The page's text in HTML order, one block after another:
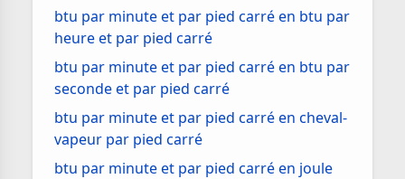
btu par minute et par pied carré en btu par
heure et par pied carré
btu par minute et par pied carré en btu par
seconde et par pied carré
btu par minute et par pied carré en cheval-
vapeur par pied carré
btu par minute et par pied carré en joule